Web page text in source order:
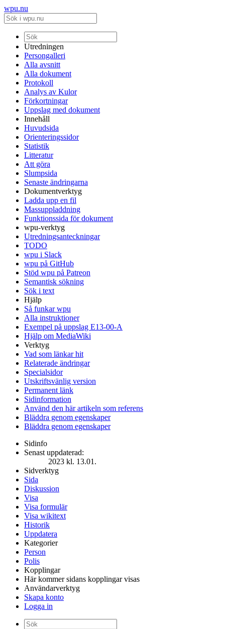
wpu.nu
Utredningen
Persongalleri
Alla avsnitt
Alla dokument
Protokoll
Analys av Kulor
Förkortningar
Uppslag med dokument
Innehåll
Huvudsida
Orienteringssidor
Statistik
Litteratur
Att göra
Slumpsida
Senaste ändringarna
Dokumentverktyg
Ladda upp en fil
Massuppladdning
Funktionssida för dokument
wpu-verktyg
Utredningsanteckningar
TODO
wpu i Slack
wpu på GitHub
Stöd wpu på Patreon
Semantisk sökning
Sök i text
Hjälp
Så funkar wpu
Alla instruktioner
Exempel på uppslag E13-00-A
Hjälp om MediaWiki
Verktyg
Vad som länkar hit
Relaterade ändringar
Specialsidor
Utskriftsvänlig version
Permanent länk
Sidinformation
Använd den här artikeln som referens
Bläddra genom egenskaper
Bläddra genom egenskaper
Sidinfo
Senast uppdaterad:
2023 kl. 13.01.
Sidverktyg
Sida
Diskussion
Visa
Visa formulär
Visa wikitext
Historik
Uppdatera
Kategorier
Person
Polis
Kopplingar
Här kommer sidans kopplingar visas
Användarverktyg
Skapa konto
Logga in